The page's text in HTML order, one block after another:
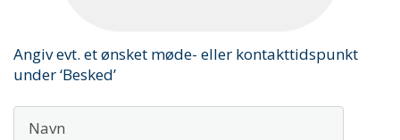
Angiv evt. et ønsket møde- eller kontakttidspunkt
under ‘Besked’